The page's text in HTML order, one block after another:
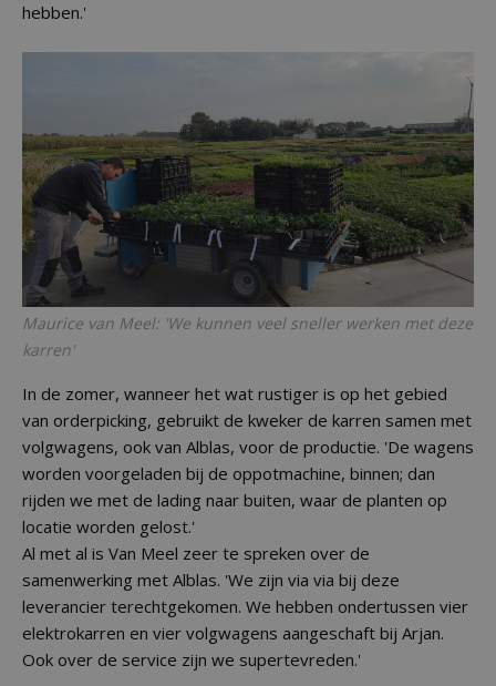
hebben.'
Maurice van Meel: 'We kunnen veel sneller werken met deze
karren'
In de zomer, wanneer het wat rustiger is op het gebied
van orderpicking, gebruikt de kweker de karren samen met
volgwagens, ook van Alblas, voor de productie. 'De wagens
worden voorgeladen bij de oppotmachine, binnen; dan
rijden we met de lading naar buiten, waar de planten op
locatie worden gelost.'
Al met al is Van Meel zeer te spreken over de
samenwerking met Alblas. 'We zijn via via bij deze
leverancier terechtgekomen. We hebben ondertussen vier
elektrokarren en vier volgwagens aangeschaft bij Arjan.
Ook over de service zijn we supertevreden.'